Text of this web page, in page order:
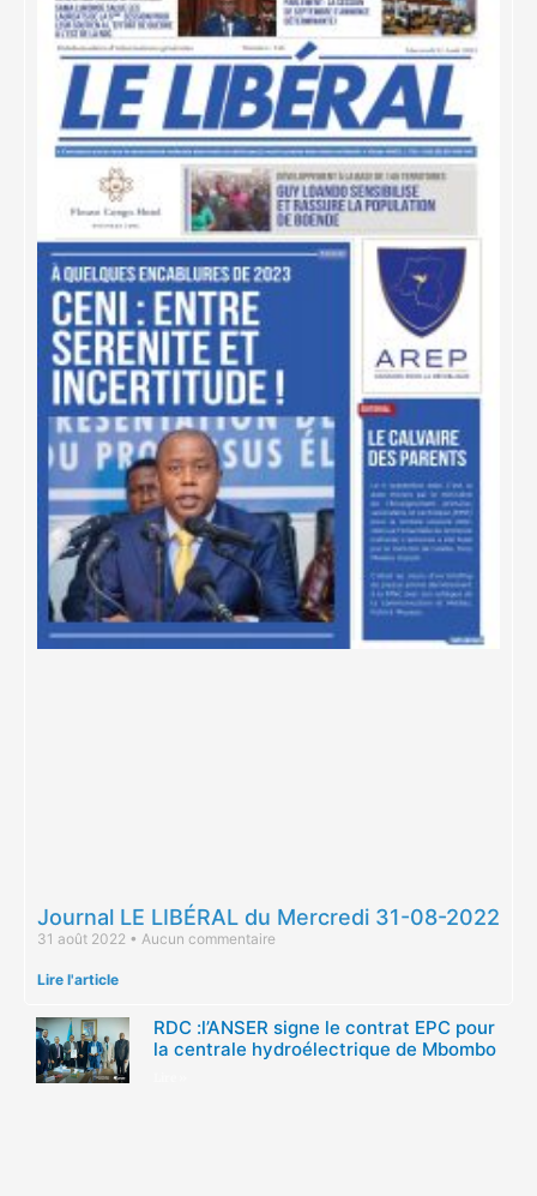
Journal LE LIBÉRAL du Mercredi 31-08-2022
31 août 2022 Aucun commentaire
Lire l'article
RDC :l’ANSER signe le contrat EPC pour
la centrale hydroélectrique de Mbombo